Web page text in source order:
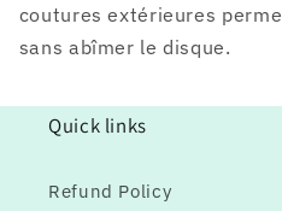
coutures extérieures
sans abîmer le disque.
Quick links
Refund Policy